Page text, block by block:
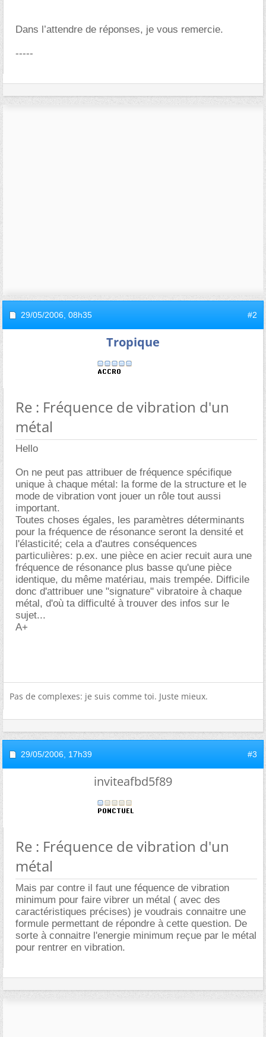
Dans l’attendre de réponses, je vous remercie.
-----
29/05/2006, 08h35 #2
Tropique
Re : Fréquence de vibration d'un
métal
Hello
On ne peut pas attribuer de fréquence spécifique
unique à chaque métal: la forme de la structure et le
mode de vibration vont jouer un rôle tout aussi
important.
Toutes choses égales, les paramètres déterminants
pour la fréquence de résonance seront la densité et
l'élasticité; cela a d'autres conséquences
particulières: p.ex. une pièce en acier recuit aura une
fréquence de résonance plus basse qu'une pièce
identique, du même matériau, mais trempée. Difficile
donc d'attribuer une "signature" vibratoire à chaque
métal, d'où ta difficulté à trouver des infos sur le
sujet...
A+
Pas de complexes: je suis comme toi. Juste mieux.
29/05/2006, 17h39 #3
inviteafbd5f89
Re : Fréquence de vibration d'un
métal
Mais par contre il faut une féquence de vibration
minimum pour faire vibrer un métal ( avec des
caractéristiques précises) je voudrais connaitre une
formule permettant de répondre à cette question. De
sorte à connaitre l'energie minimum reçue par le métal
pour rentrer en vibration.